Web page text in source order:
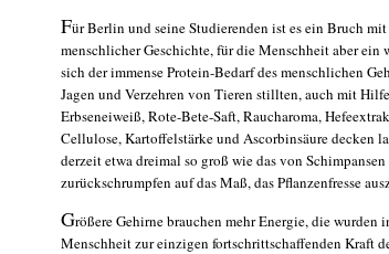
Für Berlin und seine Studierenden ist es ein Bruch
menschlicher Geschichte, für die Menschheit aber
sich der immense Protein-Bedarf des menschlichen
Jagen und Verzehren von Tieren stillten, auch mit
Erbseneiweiß, Rote-Bete-Saft, Raucharoma,
Cellulose, Kartoffelstärke und Ascorbinsäure decken
derzeit etwa dreimal so groß wie das von
zurückschrumpfen auf das Maß, das Pflanzenfresse
Größere Gehirne brauchen mehr Energie, die wurden
Menschheit zur einzigen fortschrittschaffenden Kraft